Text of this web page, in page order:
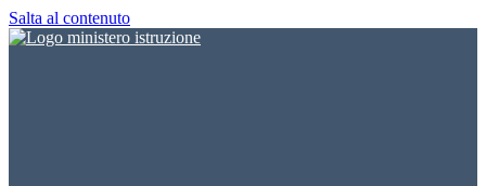
Salta al contenuto